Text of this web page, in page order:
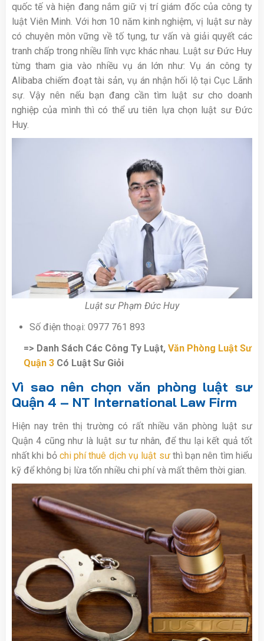
quốc tế và hiện đang nắm giữ vị trí giám đốc của công ty
luật Viên Minh. Với hơn 10 năm kinh nghiệm, vị luật sư này
có chuyên môn vững về tố tụng, tư vấn và giải quyết các
tranh chấp trong nhiều lĩnh vực khác nhau. Luật sư Đức Huy
từng tham gia vào nhiều vụ án lớn như: Vụ án công ty
Alibaba chiếm đoạt tài sản, vụ án nhận hối lộ tại Cục Lãnh
sự. Vậy nên nếu bạn đang cần tìm luật sư cho doanh
nghiệp của mình thì có thể ưu tiên lựa chọn luật sư Đức
Huy.
Luật sư Phạm Đức Huy
Số điện thoại: 0977 761 893
=> Danh Sách Các Công Ty Luật, Văn Phòng Luật Sư
Quận 3 Có Luật Sư Giỏi
Vì sao nên chọn văn phòng luật sư
Quận 4 – NT International Law Firm
Hiện nay trên thị trường có rất nhiều văn phòng luật sư
Quận 4 cũng như là luật sư tư nhân, để thu lại kết quả tốt
nhất khi bỏ chi phí thuê dịch vụ luật sưthì bạn nên tìm hiểu
kỹ để không bị lừa tốn nhiều chi phí và mất thêm thời gian.